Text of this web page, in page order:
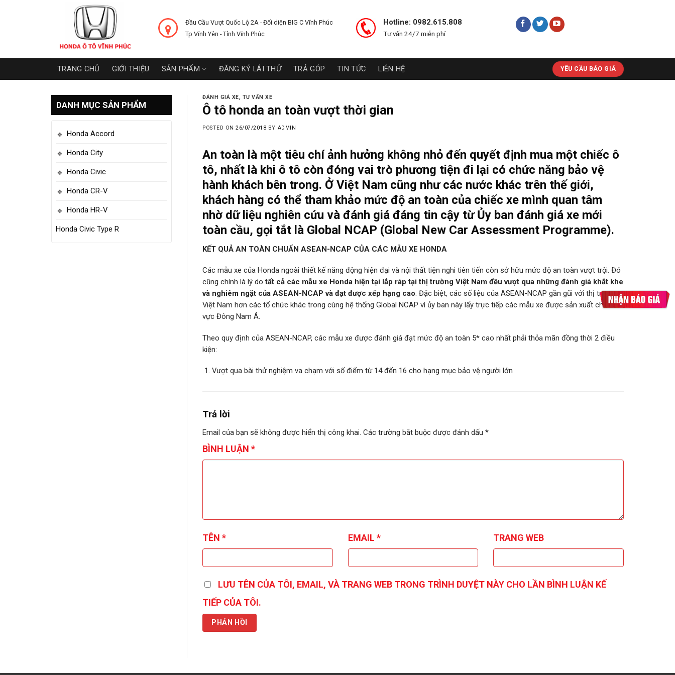
Đầu Cầu Vượt Quốc Lộ 2A - Đối diện BIG C Vĩnh Phúc
Tp Vĩnh Yên - Tỉnh Vĩnh Phúc
Hotline: 0982.615.808
Tư vấn 24/7 miễn phí
TRANG CHỦ GIỚI THIỆU SẢN PHẨM ĐĂNG KÝ LÁI THỬ TRẢ GÓP TIN TỨC LIÊN HỆ YÊU CẦU BÁO GIÁ
DANH MỤC SẢN PHẨM
Honda Accord
Honda City
Honda Civic
Honda CR-V
Honda HR-V
Honda Civic Type R
ĐÁNH GIÁ XE, TƯ VẤN XE
Ô tô honda an toàn vượt thời gian
POSTED ON26/07/2018 BY ADMIN
An toàn là một tiêu chí ảnh hưởng không nhỏ đến quyết định mua một chiếc ô
tô, nhất là khi ô tô còn đóng vai trò phương tiện đi lại có chức năng bảo vệ
hành khách bên trong. Ở Việt Nam cũng như các nước khác trên thế giới,
khách hàng có thể tham khảo mức độ an toàn của chiếc xe mình quan tâm
nhờ dữ liệu nghiên cứu và đánh giá đáng tin cậy từ Ủy ban đánh giá xe mới
toàn cầu, gọi tắt là Global NCAP (Global New Car Assessment Programme).
KẾT QUẢ AN TOÀN CHUẨN ASEAN-NCAP CỦA CÁC MẪU XE HONDA
Các mẫu xe của Honda ngoài thiết kế năng động hiện đại và nội thất tiện nghi tiên tiến còn sở hữu mức độ an toàn vượt trội. Đó
cũng chính là lý dotất cả các mẫu xe Honda hiện tại lắp ráp tại thị trường Việt Nam đều vượt qua những đánh giá khắt khe
và nghiêm ngặt của ASEAN-NCAP và đạt được xếp hạng cao. Đặc biệt, các số liệu của ASEAN-NCAP gần gũi với thị trường
Việt Nam hơn các tổ chức khác trong cùng hệ thống Global NCAP vì ủy ban này lấy trực tiếp các mẫu xe được sản xuất cho khu
vực Đông Nam Á.
Theo quy định của ASEAN-NCAP, các mẫu xe được đánh giá đạt mức độ an toàn 5* cao nhất phải thỏa mãn đồng thời 2 điều
kiện:
Vượt qua bài thử nghiệm va chạm với số điểm từ 14 đến 16 cho hạng mục bảo vệ người lớn
Trả lời
Email của bạn sẽ không được hiển thị công khai. Các trường bắt buộc được đánh dấu *
BÌNH LUẬN *
TÊN * EMAIL * TRANG WEB
LƯU TÊN CỦA TÔI, EMAIL, VÀ TRANG WEB TRONG TRÌNH DUYỆT NÀY CHO LẦN BÌNH LUẬN KẾ
TIẾP CỦA TÔI.